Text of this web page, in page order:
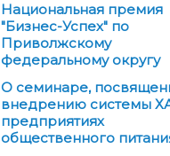
Национальная премия
"Бизнес-Успех" по
Приволжскому
федеральному округу
О семинаре,
внедрению системы
предприятиях
общественного